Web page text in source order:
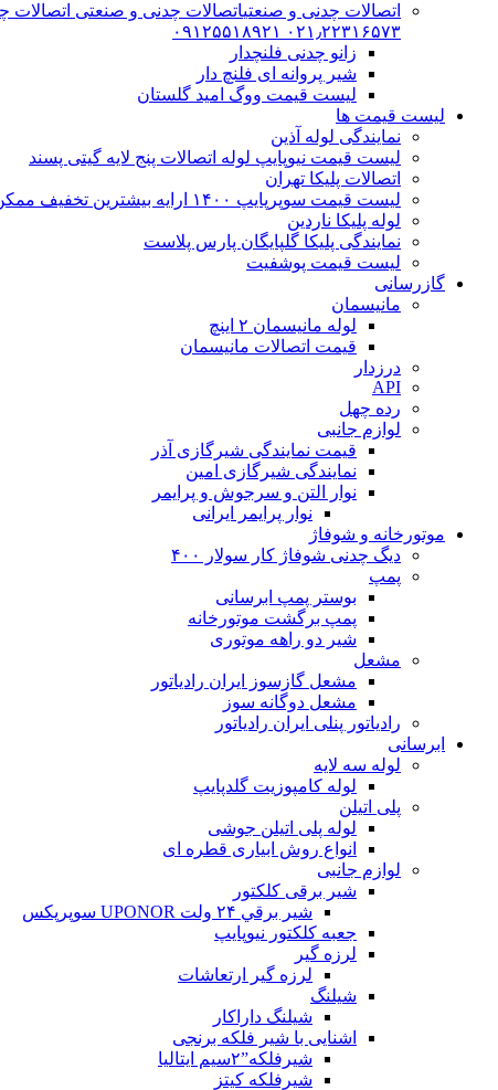
اتصالات چدنی و صنعتیاتصالات چدنی و صنعتی اتصالات
۰۲۱٫۲۲۳۱۶۵۷۳ ۰۹۱۲۵۵۱۸۹۲۱
زانو چدنی فلنچدار
شیر پروانه ای فلنچ دار
لیست قیمت ووگ امید گلستان
لیست قیمت ها
نمایندگی لوله آذین
لیست قیمت نیوپایپ لوله اتصالات پنج لایه گیتی پسند
اتصالات پلیکا تهران
لیست قیمت سوپرپایپ ۱۴۰۰ ارایه بیشترین تخفیف ممکن
لوله پلیکا ناردین
نمایندگی پلیکا گلپایگان پارس پلاست
لیست قیمت پوشفیت
گازرسانی
مانیسمان
لوله مانیسمان ۲ اینچ
قیمت اتصالات مانیسمان
درزدار
API
رده چهل
لوازم جانبی
قیمت نمایندگی شیرگازی آذر
نمایندگی شیرگازی امین
نوار التن و سرجوش و پرایمر
نوار پرایمر ایرانی
موتورخانه و شوفاژ
دیگ چدنی شوفاژ کار سولار ۴۰۰
پمپ
بوستر پمپ ابرسانی
پمپ برگشت موتورخانه
شیر دو راهه موتوری
مشعل
مشعل گازسوز ایران رادیاتور
مشعل دوگانه سوز
رادیاتور پنلی ایران رادیاتور
ابرسانی
لوله سه لایه
لوله کامپوزیت گلدپایپ
پلی اتیلن
لوله پلی اتیلن جوشی
انواع روش ابیاری قطره ای
لوازم جانبی
شیر برقی کلکتور
شير برقي ۲۴ ولت UPONOR سوپرپکس
جعبه کلکتور نیوپایپ
لرزه گیر
لرزه گیر ارتعاشات
شیلنگ
شیلنگ داراکار
اشنایی با شیر فلکه برنجی
شیرفلکه”۲سیم ایتالیا
شیرفلکه کیتز